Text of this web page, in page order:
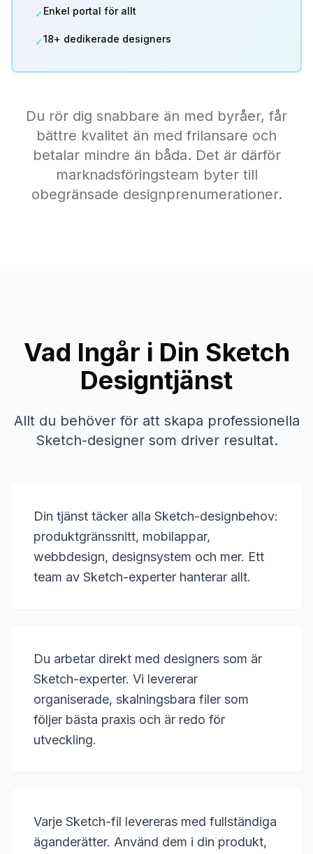
✓Enkel portal för allt
✓18+ dedikerade designers
Du rör dig snabbare än med byråer, får
bättre kvalitet än med frilansare och
betalar mindre än båda. Det är därför
marknadsföringsteam byter till
obegränsade designprenumerationer.
Vad Ingår i Din Sketch
Designtjänst
Allt du behöver för att skapa professionella
Sketch-designer som driver resultat.
Din tjänst täcker alla Sketch-designbehov:
produktgränssnitt, mobilappar,
webbdesign, designsystem och mer. Ett
team av Sketch-experter hanterar allt.
Du arbetar direkt med designers som är
Sketch-experter. Vi levererar
organiserade, skalningsbara filer som
följer bästa praxis och är redo för
utveckling.
Varje Sketch-fil levereras med fullständiga
äganderätter. Använd dem i din produkt,